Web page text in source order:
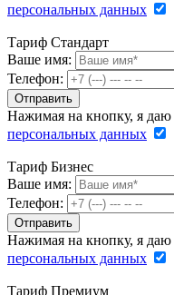
персональных данных
Тариф Стандарт
Ваше имя:
Телефон:
Нажимая на кнопку, я даю
персональных данных
Тариф Бизнес
Ваше имя:
Телефон:
Нажимая на кнопку, я даю
персональных данных
Тариф Премиум